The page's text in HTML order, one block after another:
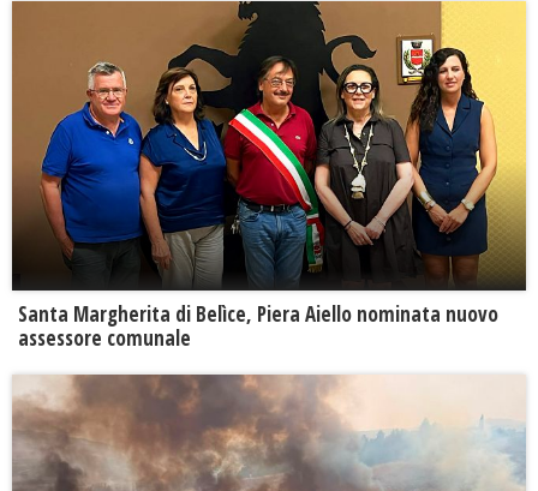
Santa Margherita di Belìce, Piera Aiello nominata nuovo
assessore comunale